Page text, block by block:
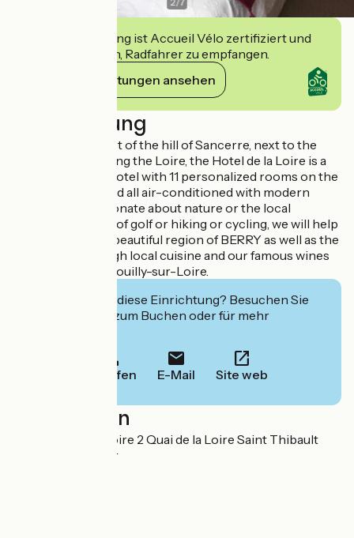
Diese Einrichtung ist Accueil Vélo zertifiziert und
verpflichtet sich, Radfahrer zu empfangen.
Ihre Verpflichtungen ansehen
Beschreibung
Located at the foot of the hill of Sancerre, next to the
vineyards and facing the Loire, the Hotel de la Loire is a
charming 3-star hotel with 11 personalized rooms on the
theme of travel and all air-conditioned with modern
equipment. Passionate about nature or the local
heritage, amateur of golf or hiking or cycling, we will help
you discover our beautiful region of BERRY as well as the
art of living through local cuisine and our famous wines
of Sancerre and Pouilly-sur-Loire.
Interessiert Sie diese Einrichtung? Besuchen Sie
deren Website zum Buchen oder für mehr
Anrufen E-Mail Site web
Localisation
SAS Le Lit de la Loire 2 Quai de la Loire Saint Thibault
18300 Saint-Satur